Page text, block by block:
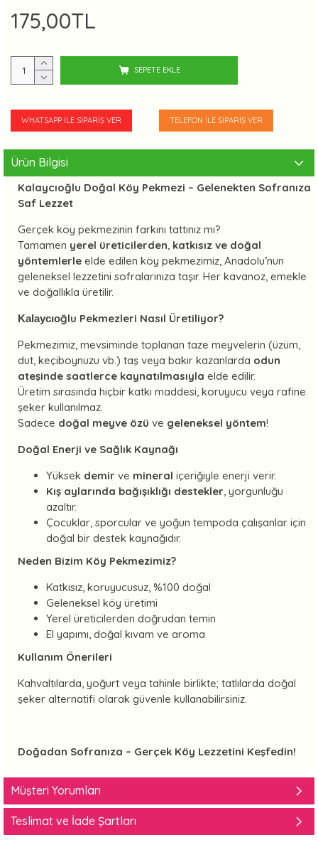
WHATSAPP İLE SIPARIŞ VER TELEFON İLE SIPARIŞ VER
175,00TL
SEPETE EKLE
Ürün Bilgisi
Kalaycıoğlu Doğal Köy Pekmezi – Gelenekten Sofranıza
Saf Lezzet
Gerçek köy pekmezinin farkını tattınız mı?
Tamamen yerel üreticilerden katkısız ve doğal
yöntemlerle elde edilen köy pekmezimiz, Anadolu’nun
geleneksel lezzetini sofralarınıza taşır. Her kavanoz, emekle
ve doğallıkla üretilir.
Kalaycıoğlu Pekmezleri Nasıl Üretiliyor?
Pekmezimiz, mevsiminde toplanan taze meyvelerin (üzüm,
dut, keçiboynuzu vb.) taş veya bakır kazanlarda odun
ateşinde saatlerce kaynatılmasıyla elde edilir.
Üretim sırasında hiçbir katkı maddesi, koruyucu veya rafine
şeker kullanılmaz.
Sadece doğal meyve özü ve geleneksel yöntem!
Doğal Enerji ve Sağlık Kaynağı
Yüksek demir ve mineral içeriğiyle enerji verir.
Kış aylarında bağışıklığı destekler , yorgunluğu
azaltır.
Çocuklar, sporcular ve yoğun tempoda çalışanlar için
doğal bir destek kaynağıdır.
Neden Bizim Köy Pekmezimiz?
Katkısız, koruyucusuz, %100 doğal
Geleneksel köy üretimi
Yerel üreticilerden doğrudan temin
El yapımı, doğal kıvam ve aroma
Kullanım Önerileri
Kahvaltılarda, yoğurt veya tahinle birlikte; tatlılarda doğal
şeker alternatifi olarak güvenle kullanabilirsiniz.
Doğadan Sofranıza – Gerçek Köy Lezzetini Keşfedin!
Müşteri Yorumları
Teslimat ve İade Şartları